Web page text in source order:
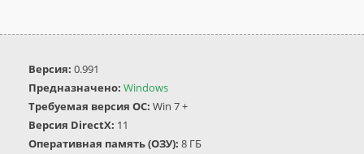
Версия: 0.991
Предназначено: Windows
Требуемая версия ОС: Win 7 +
Версия DirectX: 11
Оперативная память (ОЗУ): 8 ГБ